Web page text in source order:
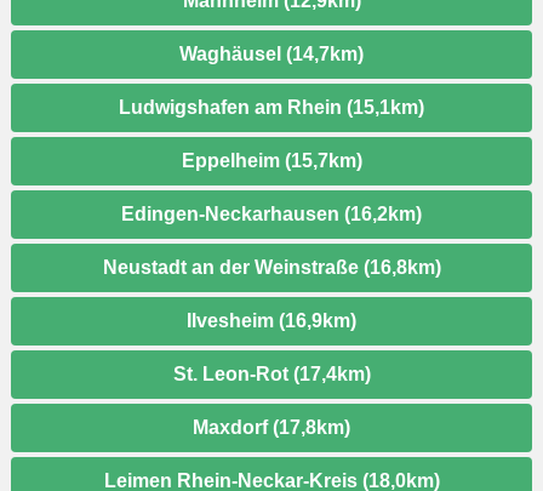
Waghäusel (14,7km)
Ludwigshafen am Rhein (15,1km)
Eppelheim (15,7km)
Edingen-Neckarhausen (16,2km)
Neustadt an der Weinstraße (16,8km)
Ilvesheim (16,9km)
St. Leon-Rot (17,4km)
Maxdorf (17,8km)
Leimen Rhein-Neckar-Kreis (18,0km)